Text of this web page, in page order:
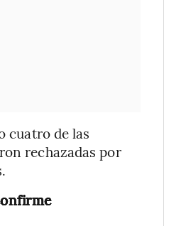
cuatro de las
rechazadas por